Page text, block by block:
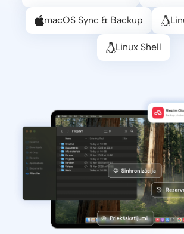
macOS Sync & Backup
Linux Shell